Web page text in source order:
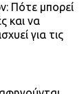
Πότε μπορεί
και να
για τις